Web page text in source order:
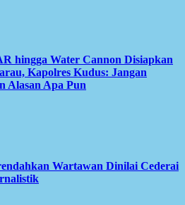
hingga Water Cannon Disiapkan
Kapolres Kudus: Jangan
Alasan Apa Pun
Wartawan Dinilai Cederai